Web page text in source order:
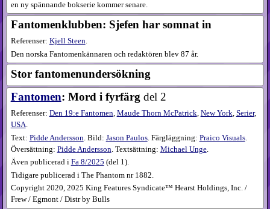
en ny spännande bokserie kommer senare.
Fantomen­klubben: Sjefen har somnat in
Referenser: Kjell Steen.
Den norska Fantomen­kännaren och redaktören blev 87 år.
Stor fantomenundersökning
Fantomen: Mord i fyrfärg del 2
Referenser: Den 19:e Fantomen, Maude Thorn McPatrick, New York, Serier,
USA.
Text: Pidde Andersson . Bild: Jason Paulos. Färgläggning: Praico Visuals.
Översättning: Pidde Andersson . Textsättning: Michael Unge.
Även publicerad i Fa8​/2025 (del 1).
Tidigare publicerad i The Phantom nr 1882.
Copyright 2020, 2025 King Features Syndicate™ Hearst Holdings, Inc. /
Frew / Egmont / Distr by Bulls